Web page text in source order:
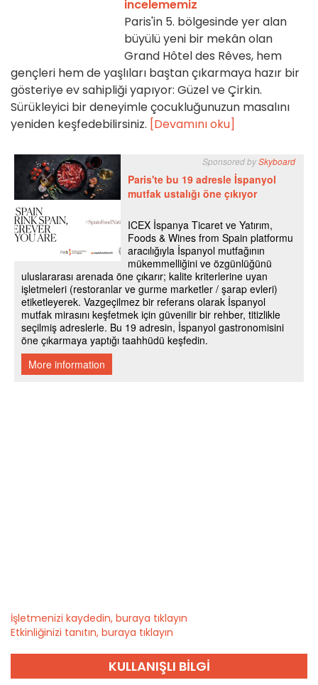
incelememiz
Paris'in 5. bölgesinde yer alan
büyülü yeni bir mekân olan
Grand Hôtel des Rêves, hem
gençleri hem de yaşlıları baştan çıkarmaya hazır bir
gösteriye ev sahipliği yapıyor: Güzel ve Çirkin.
Sürükleyici bir deneyimle çocukluğunuzun masalını
yeniden keşfedebilirsiniz. [Devamını oku]
İşletmenizi kaydedin, buraya tıklayın
Etkinliğinizi tanıtın, buraya tıklayın
KULLANIŞLI BILGI